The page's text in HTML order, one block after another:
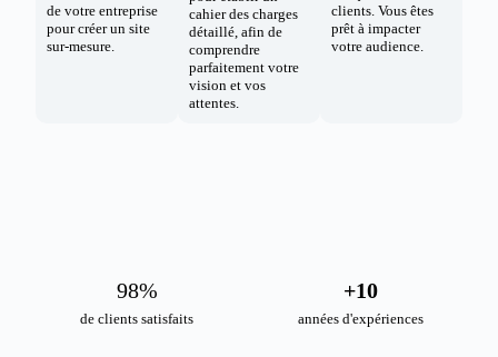
de votre entreprise
pour créer un site
sur-mesure.
cahier des charges
détaillé, afin de
comprendre
parfaitement votre
vision et vos
attentes.
clients. Vous êtes
prêt à impacter
votre audience.
de clients satisfaits
98%
années d'expériences
+10